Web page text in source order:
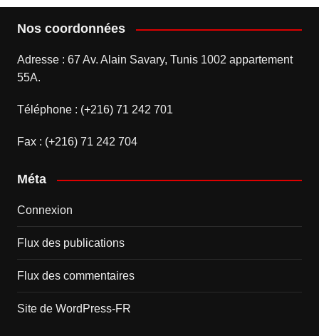
Nos coordonnées
Adresse : 67 Av. Alain Savary, Tunis 1002 appartement
55A.
Téléphone : (+216) 71 242 701
Fax : (+216) 71 242 704
Méta
Connexion
Flux des publications
Flux des commentaires
Site de WordPress-FR